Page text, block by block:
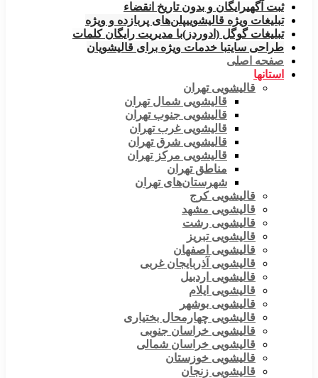
ثبت آگهیرایگان و بدون تاریخ انقضاء
تبلیغات ویژه قالیشوییپلن‌های پربازده و ویژه
تبلیغات گوگل (ادوردز)با مدیریت رایگان کلمات
طراحی سایتبا خدمات ویژه برای قالیشویان
صفحه اصلی
استانها
قالیشویی تهران
قالیشویی شمال تهران
قالیشویی جنوب تهران
قالیشویی غرب تهران
قالیشویی شرق تهران
قالیشویی مرکز تهران
مناطق تهران
شهرستان‌های تهران
قالیشویی کرج
قالیشویی مشهد
قالیشویی رشت
قالیشویی تبریز
قالیشویی اصفهان
قالیشویی آذربایجان غربی
قالیشویی اردبیل
قالیشویی ایلام
قالیشویی بوشهر
قالیشویی چهارمحال بختیاری
قالیشویی خراسان جنوبی
قالیشویی خراسان شمالی
قالیشویی خوزستان
قالیشویی زنجان